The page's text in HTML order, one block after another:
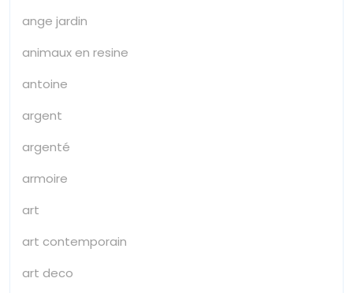
ange jardin
animaux en resine
antoine
argent
argenté
armoire
art
art contemporain
art deco